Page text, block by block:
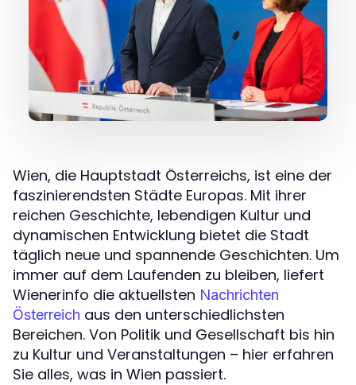
Wien, die Hauptstadt Österreichs, ist eine der
faszinierendsten Städte Europas. Mit ihrer
reichen Geschichte, lebendigen Kultur und
dynamischen Entwicklung bietet die Stadt
täglich neue und spannende Geschichten. Um
immer auf dem Laufenden zu bleiben, liefert
Wienerinfo die aktuellsten Nachrichten
Österreich aus den unterschiedlichsten
Bereichen. Von Politik und Gesellschaft bis hin
zu Kultur und Veranstaltungen – hier erfahren
Sie alles, was in Wien passiert.